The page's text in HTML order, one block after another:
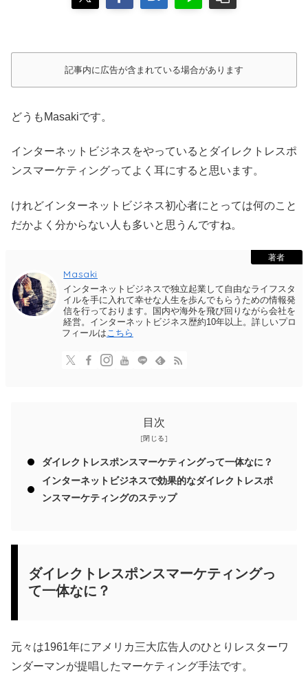
記事内に広告が含まれている場合があります
どうもMasakiです。
インターネットビジネスをやっているとダイレクトレスポ
ンスマーケティングってよく耳にすると思います。
けれどインターネットビジネス初心者にとっては何のこと
だかよく分からない人も多いと思うんですね。
著者
Masaki
インターネットビジネスで独立起業して自由なライフスタ
イルを手に入れて幸せな人生を歩んでもらうための情報発
信を行っております。国内や海外を飛び回りながら会社を
経営。インターネットビジネス歴約10年以上。詳しいプロ
フィールはこちら
目次
ダイレクトレスポンスマーケティングって一体なに？
インターネットビジネスで効果的なダイレクトレスポ
ンスマーケティングのステップ
ダイレクトレスポンスマーケティングっ
て一体なに？
元々は1961年にアメリカ三大広告人のひとりレスターワ
ンダーマンが提唱したマーケティング手法です。